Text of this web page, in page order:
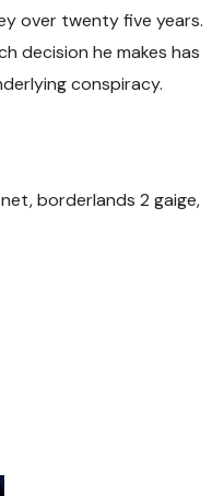
over twenty five years.
decision he makes has
conspiracy.
borderlands 2 gaige,